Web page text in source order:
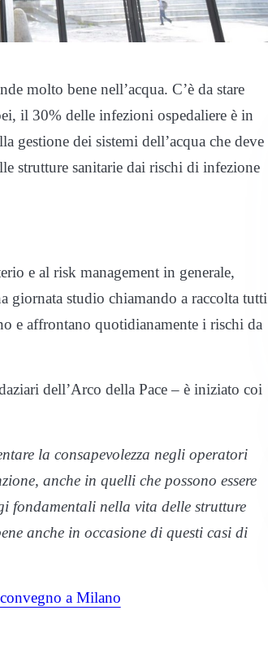
molto bene nell’acqua. C’è da stare
il 30% delle infezioni ospedaliere è in
gestione dei sistemi dell’acqua che deve
strutture sanitarie dai rischi di infezione
e al risk management in generale,
giornata studio chiamando a raccolta tutti
e affrontano quotidianamente i rischi da
dell’Arco della Pace – è iniziato coi
la consapevolezza negli operatori
anche in quelli che possono essere
fondamentali nella vita delle strutture
anche in occasione di questi casi di